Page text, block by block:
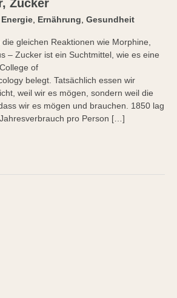
Zucker
Energie, Ernährung, Gesundheit
gleichen Reaktionen wie Morphine,
– Zucker ist ein Suchtmittel, wie es eine
of
belegt. Tatsächlich essen wir
weil wir es mögen, sondern weil die
wir es mögen und brauchen. 1850 lag
pro Person […]